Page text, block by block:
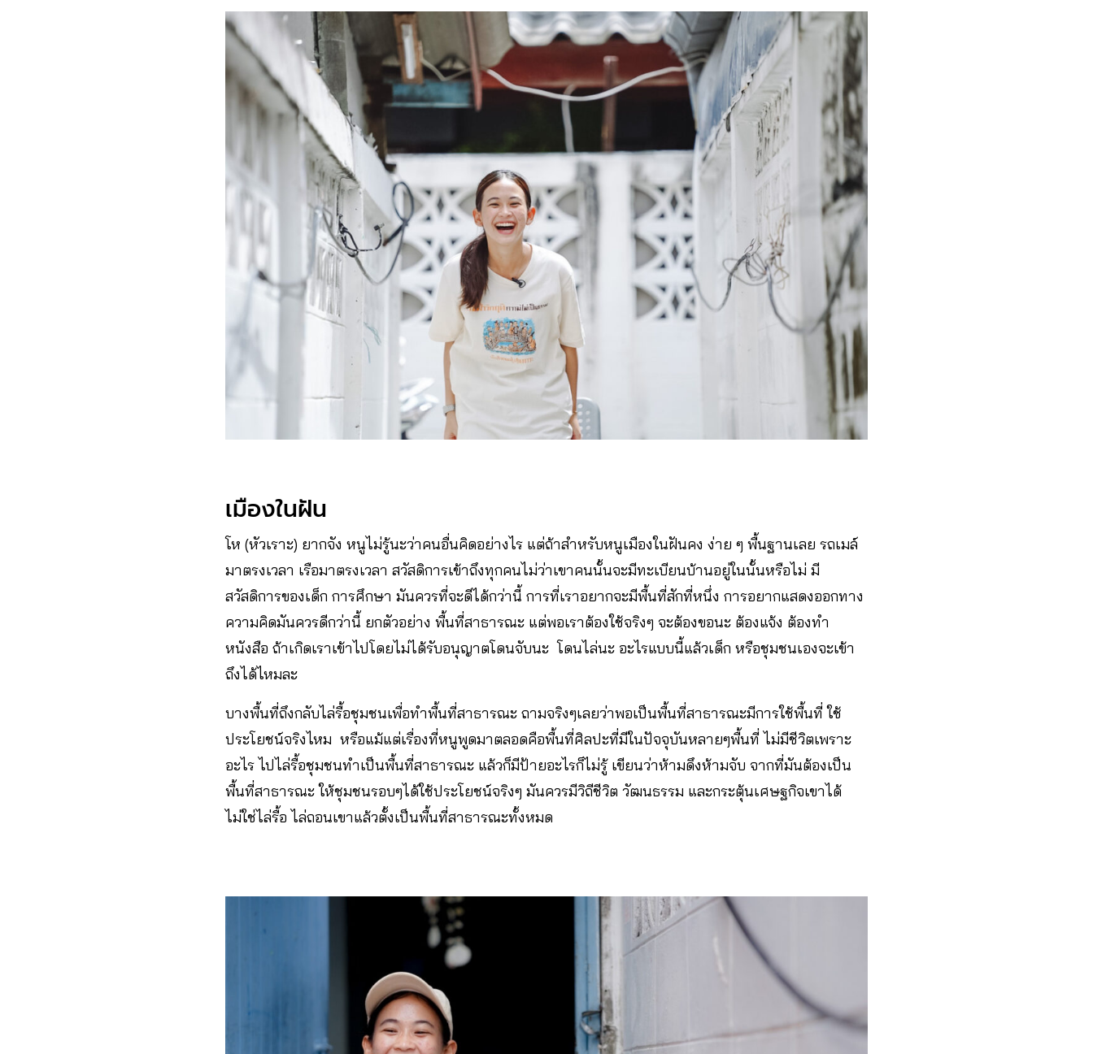
เมืองในฝัน
โห (หัวเราะ) ยากจัง หนูไม่รู้นะว่าคนอื่นคิดอย่างไร แต่ถ้าสำหรับหนูเมืองในฝันคง ง่าย ๆ พื้นฐานเลย รถเมล์
มาตรงเวลา เรือมาตรงเวลา สวัสดิการเข้าถึงทุกคนไม่ว่าเขาคนนั้นจะมีทะเบียนบ้านอยู่ในนั้นหรือไม่ มี
สวัสดิการของเด็ก การศึกษา มันควรที่จะดีได้กว่านี้ การที่เราอยากจะมีพื้นที่สักที่หนึ่ง การอยากแสดงออกทาง
ความคิดมันควรดีกว่านี้ ยกตัวอย่าง พื้นที่สาธารณะ แต่พอเราต้องใช้จริงๆ จะต้องขอนะ ต้องแจ้ง ต้องทำ
หนังสือ ถ้าเกิดเราเข้าไปโดยไม่ได้รับอนุญาตโดนจับนะ โดนไล่นะ อะไรแบบนี้แล้วเด็ก หรือชุมชนเองจะเข้า
ถึงได้ไหมละ
บางพื้นที่ถึงกลับไล่รื้อชุมชนเพื่อทำพื้นที่สาธารณะ ถามจริงๆเลยว่าพอเป็นพื้นที่สาธารณะมีการใช้พื้นที่ ใช้
ประโยชน์จริงไหม หรือแม้แต่เรื่องที่หนูพูดมาตลอดคือพื้นที่ศิลปะที่มีในปัจจุบันหลายๆพื้นที่ ไม่มีชีวิตเพราะ
อะไร ไปไล่รื้อชุมชนทำเป็นพื้นที่สาธารณะ แล้วก็มีป้ายอะไรก็ไม่รู้ เขียนว่าห้ามดึงห้ามจับ จากที่มันต้องเป็น
พื้นที่สาธารณะ ให้ชุมชนรอบๆได้ใช้ประโยชน์จริงๆ มันควรมีวิถีชีวิต วัฒนธรรม และกระตุ้นเศษฐกิจเขาได้
ไม่ใช่ไล่รื้อ ไล่ถอนเขาแล้วตั้งเป็นพื้นที่สาธารณะทั้งหมด